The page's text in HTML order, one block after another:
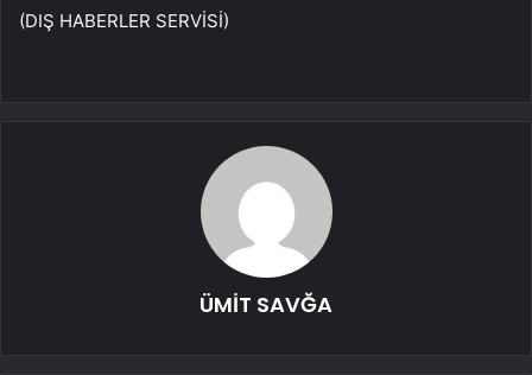
(DIŞ HABERLER SERVİSİ)
ÜMİT SAVĞA